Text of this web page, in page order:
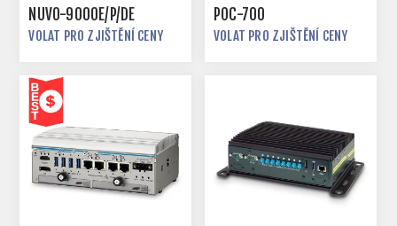
NUVO-9000E/P/DE
VOLAT PRO ZJIŠTĚNÍ CENY
POC-700
VOLAT PRO ZJIŠTĚNÍ CENY